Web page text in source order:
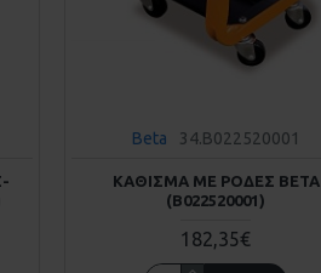
Beta 34.B022520001
ΚΆΘΙΣΜΑ ΜΕ ΡΌΔΕΣ BETA
(Β022520001)
182,35€